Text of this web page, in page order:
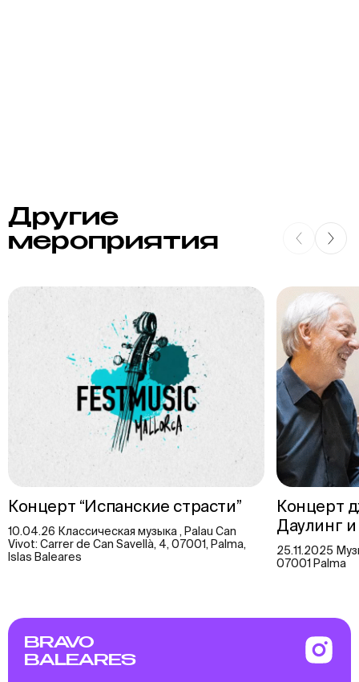
Другие
мероприятия
Концерт “Испанские страсти”
10.04.26 Классическая музыка , Palau Can
Vivot: Carrer de Can Savellà, 4, 07001, Palma,
Islas Baleares
Концерт
Даулинг
25.11.2025
07001 Palma
BRAVO
BALEARES